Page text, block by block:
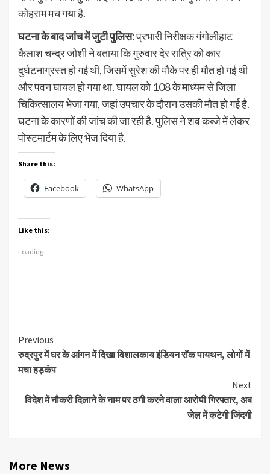
कोहराम मच गया है.
घटना के बाद जांच में जुटी पुलिस:प्रभारी निरीक्षक गंगोलीहाट
कैलाश चन्द्र जोशी ने बताया कि गुरुवार देर रात्रि को कार
दुर्घटनाग्रस्त हो गई थी, जिसमें सुरेश की मौके पर ही मौत हो गई थी
और पवन घायल हो गया था. घायल को 108 के माध्यम से जिला
चिकित्सालय भेजा गया, जहां उपचार के दौरान उसकी मौत हो गई है.
घटना के कारणों की जांच की जा रही है. पुलिस ने शव कब्जे में लेकर
पोस्टमार्टम के लिए भेज दिया है.
Share this:
Facebook WhatsApp
Like this:
Loading...
Continue
Reading
Previous
रुद्रपुर में घर के आंगन में दिखा विशालकाय इंडियन रॉक पायथन, लोगों में
मचा हड़कंप
Next
विदेश में नौकरी दिलाने के नाम पर ठगी करने वाला आरोपी गिरफ्तार, अब
जेल में कटेगी जिंदगी
More News